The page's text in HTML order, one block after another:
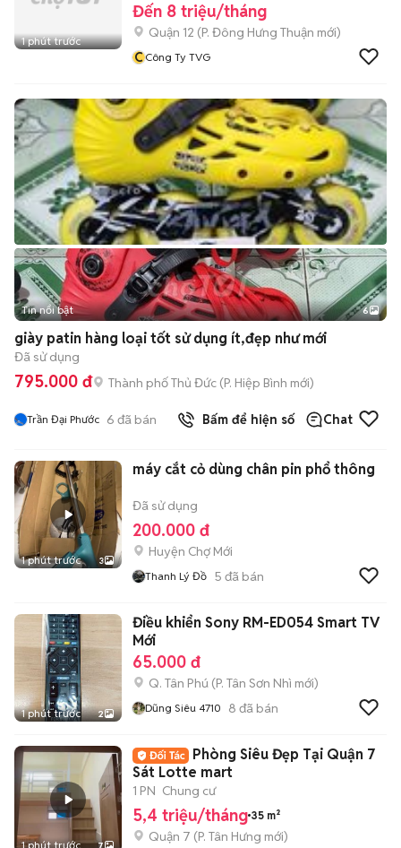
1 phút trước
Đến 8 triệu/tháng
Quận 12 (P. Đông Hưng Thuận mới)
CCông Ty TVG
+2
Tin nổi bật 6
giày patin hàng loại tốt sử dụng ít,đẹp như mới
Đã sử dụng
795.000 đ Thành phố Thủ Đức (P. Hiệp Bình mới)
Trần Đại Phước 6 đã bán Bấm để hiện số Chat
1 phút trước 3
máy cắt cỏ dùng chân pin phổ thông
Đã sử dụng
200.000 đ
Huyện Chợ Mới
Thanh Lý Đồ 5 đã bán
1 phút trước 2
Điều khiển Sony RM-ED054 Smart TV
Mới
65.000 đ
Q. Tân Phú (P. Tân Sơn Nhì mới)
Dũng Siêu 4710 8 đã bán
1 phút trước 7
Phòng Siêu Đẹp Tại Quận 7
Sát Lotte mart
1 PN Chung cư
5,4 triệu/tháng 35 m²
Quận 7 (P. Tân Hưng mới)